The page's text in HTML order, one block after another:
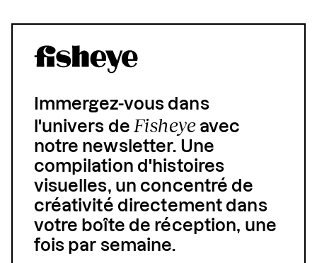
Immergez-vous dans
l'univers deFisheyeavec
notre newsletter. Une
compilation d'histoires
visuelles, un concentré de
créativité directement dans
votre boîte de réception, une
fois par semaine.